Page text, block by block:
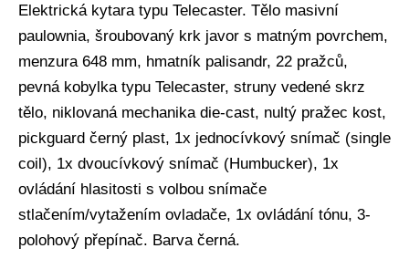
Elektrická kytara typu Telecaster. Tělo masivní
paulownia, šroubovaný krk javor s matným povrchem,
menzura 648 mm, hmatník palisandr, 22 pražců,
pevná kobylka typu Telecaster, struny vedené skrz
tělo, niklovaná mechanika die-cast, nultý pražec kost,
pickguard černý plast, 1x jednocívkový snímač (single
coil), 1x dvoucívkový snímač (Humbucker), 1x
ovládání hlasitosti s volbou snímače
stlačením/vytažením ovladače, 1x ovládání tónu, 3-
polohový přepínač. Barva černá.